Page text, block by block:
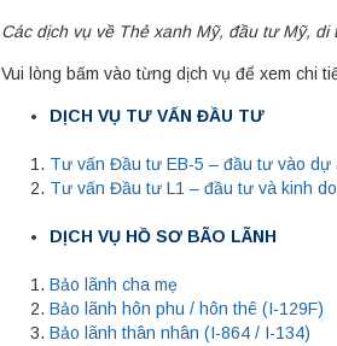
Các dịch vụ về Thẻ xanh Mỹ, đầu tư Mỹ, di
Vui lòng bấm vào từng dịch vụ để xem chi
DỊCH VỤ TƯ VẤN ĐẦU TƯ
Tư vấn Đầu tư EB-5 – đầu tư vào dự
Tư vấn Đầu tư L1 – đầu tư và kinh
DỊCH VỤ HỒ SƠ BÃO LÃNH
Bảo lãnh cha mẹ
Bảo lãnh hôn phu / hôn thê (I-129F)
Bảo lãnh thân nhân (I-864 / I-134)